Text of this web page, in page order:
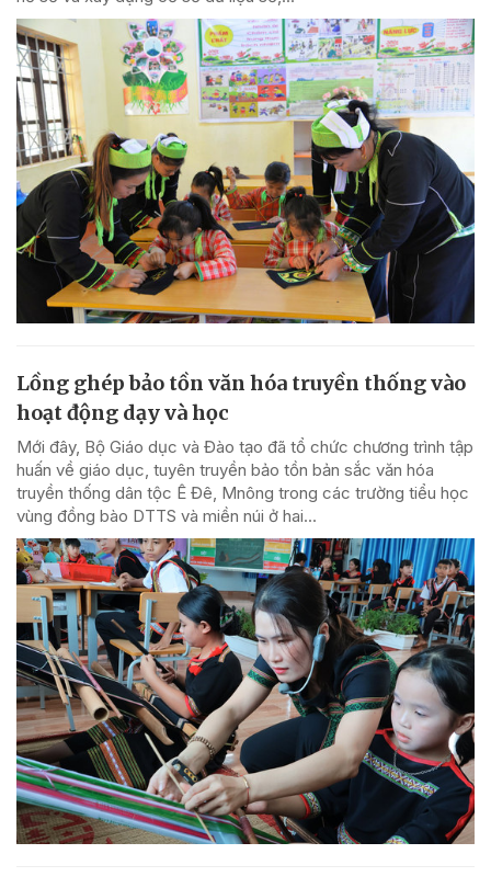
Lồng ghép bảo tồn văn hóa truyền thống vào
hoạt động dạy và học
Mới đây, Bộ Giáo dục và Đào tạo đã tổ chức chương trình tập
huấn về giáo dục, tuyên truyền bảo tồn bản sắc văn hóa
truyền thống dân tộc Ê Đê, Mnông trong các trường tiểu học
vùng đồng bào DTTS và miền núi ở hai...